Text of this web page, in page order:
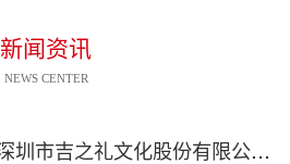
新闻资讯
NEWS CENTER
深圳市吉之礼文化股份有限公司荣获“国家高新技术企业”认定